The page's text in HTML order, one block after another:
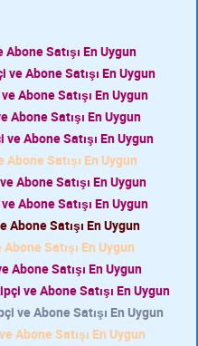
Satışı En Uygun
Abone Satışı En Uygun
Abone Satışı En Uygun
Abone Satışı En Uygun
Abone Satışı En Uygun
Satışı En Uygun
Abone Satışı En Uygun
Abone Satışı En Uygun
Satışı En Uygun
Satışı En Uygun
Abone Satışı En Uygun
ve Abone Satışı En Uygun
ve Abone Satışı En Uygun
Abone Satışı En Uygun